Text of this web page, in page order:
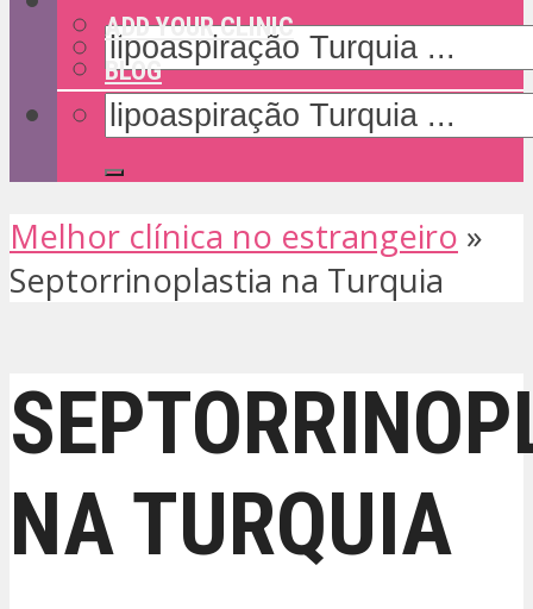
ADD YOUR CLINIC
BLOG
Melhor clínica no estrangeiro »
Septorrinoplastia na Turquia
NA TURQUIA